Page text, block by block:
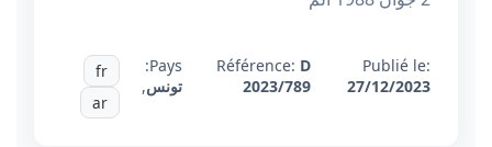
Publié le:
27/12/2023
Référence: D
2023/789
Pays:
تونس,
fr
ar